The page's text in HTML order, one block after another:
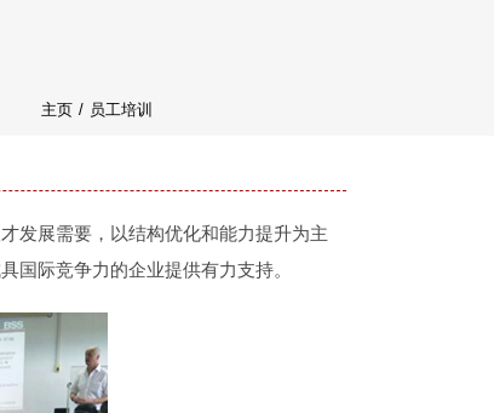
主页 / 员工培训
发展需要，以结构优化和能力提升为主
国际竞争力的企业提供有力支持。